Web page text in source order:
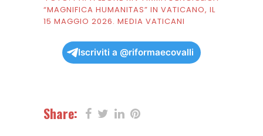
“MAGNIFICA HUMANITAS” IN VATICANO, IL
15 MAGGIO 2026. MEDIA VATICANI
Iscriviti a @riformaecovalli
Share: